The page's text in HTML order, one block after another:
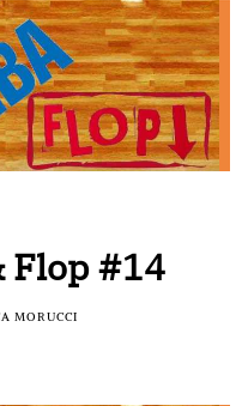
Flop #14
MORUCCI